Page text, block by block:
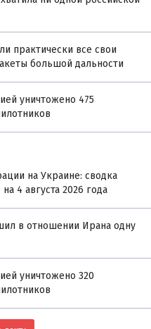
практически все свои
большой дальности
уничтожено 475
на Украине: сводка
4 августа 2026 года
в отношении Ирана одну
уничтожено 320